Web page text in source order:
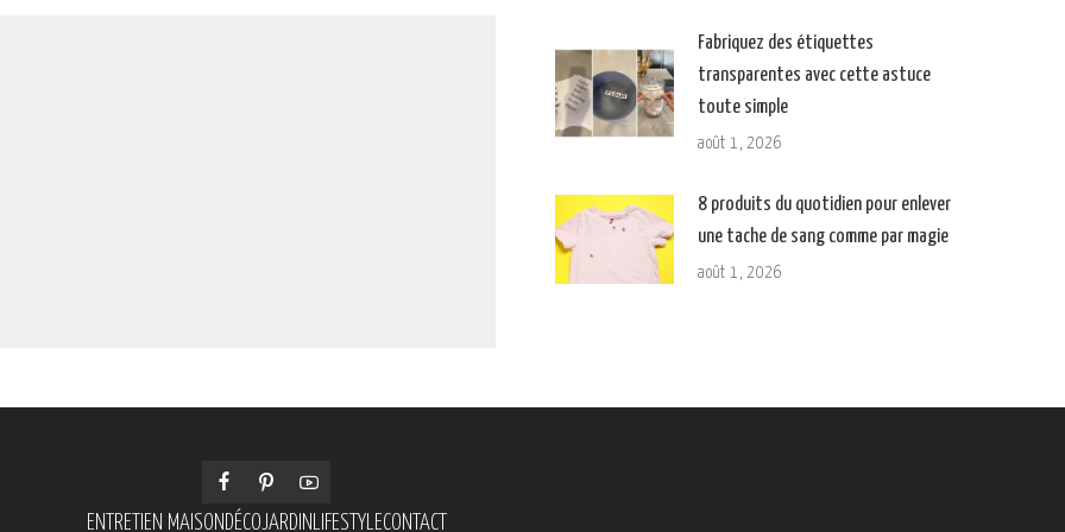
Fabriquez des étiquettes
transparentes avec cette astuce
toute simple
août 1, 2026
8 produits du quotidien pour enlever
une tache de sang comme par magie
août 1, 2026
ENTRETIEN MAISON DÉCOJARDIN LIFESTYLECONTACT